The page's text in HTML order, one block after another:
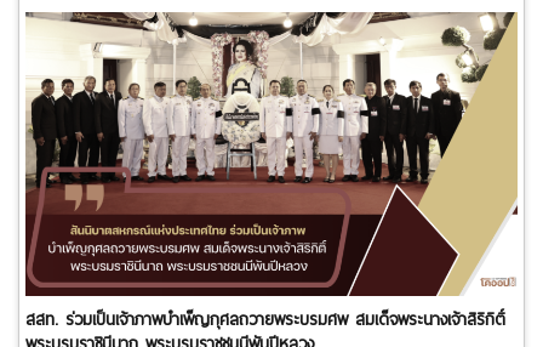
สสท. ร่วมเป็นเจ้าภาพบำเพ็ญกุศลถวายพระบรมศพ สมเด็จพระนางเจ้าสิริกิติ์